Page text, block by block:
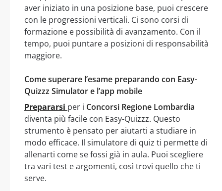
aver iniziato in una posizione base, puoi crescere
con le progressioni verticali. Ci sono corsi di
formazione e possibilità di avanzamento. Con il
tempo, puoi puntare a posizioni di responsabilità
maggiore.
Come superare l’esame preparando con Easy-
Quizzz Simulator e l’app mobile
Prepararsi per i Concorsi Regione Lombardia
diventa più facile con Easy-Quizzz. Questo
strumento è pensato per aiutarti a studiare in
modo efficace. Il simulatore di quiz ti permette di
allenarti come se fossi già in aula. Puoi scegliere
tra vari test e argomenti, così trovi quello che ti
serve.